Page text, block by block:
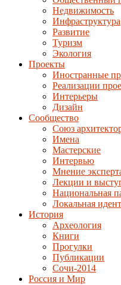
Недвижимость
Инфраструктура
Развитие
Туризм
Экология
Проекты
Иностранные
Реализации
Интерьеры
Дизайн
Сообщество
Союз
Имена
Мастерские
Интервью
Мнение
Лекции и
Национальная
Локальная
История
Археология
Книги
Прогулки
Публикации
Сочи-2014
Россия и Мир